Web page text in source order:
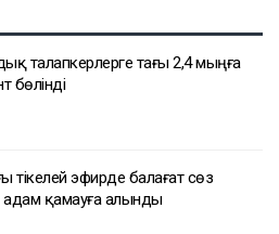
талапкерлерге тағы 2,4 мыңға
бөлінді
тікелей эфирде балағат сөз
адам қамауға алынды